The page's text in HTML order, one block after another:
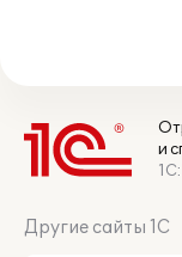
и
Другие сайты 1С